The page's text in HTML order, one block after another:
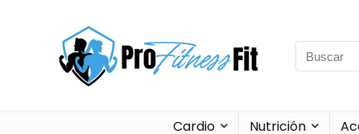
Cardio Nutrición